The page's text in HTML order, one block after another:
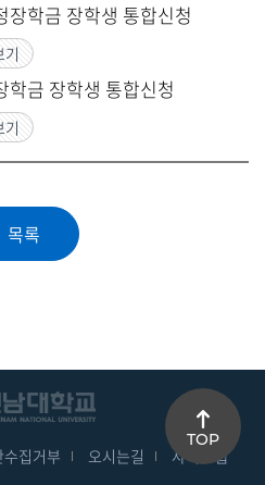
장학금 장학생 통합신청
기
학금 장학생 통합신청
기
집거부 오시는길 사이트맵
TOP